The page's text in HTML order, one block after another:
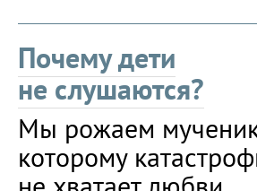
Почему дети
не слушаются?
Мы рожаем
которому